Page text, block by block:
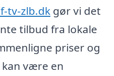
tv-zlb.dk gør vi det
tilbud fra lokale
priser og
kan være en